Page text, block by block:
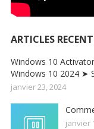
ARTICLES
Windows 10
Windows 10 2024 ➤
janvier 23, 2024
janvier